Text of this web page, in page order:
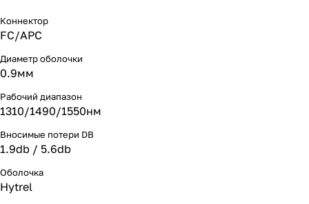
Коннектор
FC/APC
Диаметр оболочки
0.9мм
Рабочий диапазон
1310/1490/1550нм
Вносимые потери DB
1.9db / 5.6db
Оболочка
Hytrel